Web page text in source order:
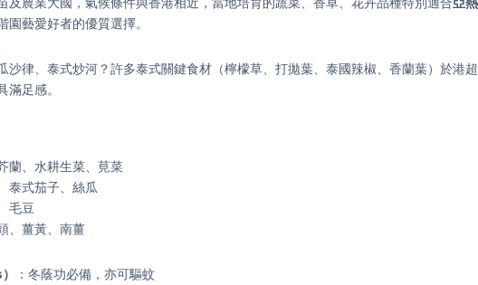
藝愛好者的優質選擇。
沙律、泰式炒河？許多泰式關鍵食材（檸檬草、打拋葉、泰國辣椒、香蘭葉）於港
滿足感。
蘭、水耕生菜、莧菜
泰式茄子、絲瓜
毛豆
、薑黃、南薑
：冬蔭功必備，亦可驅蚊